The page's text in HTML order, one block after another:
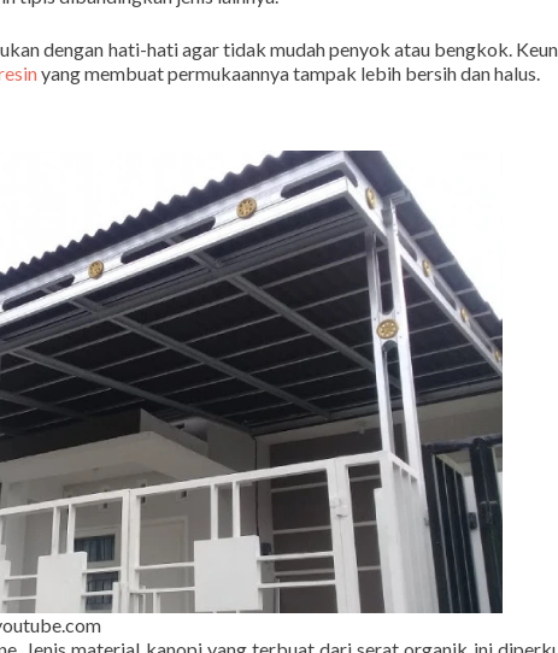
dengan hati-hati agar tidak mudah penyok atau bengkok.
yang membuat permukaannya tampak lebih bersih dan halus.